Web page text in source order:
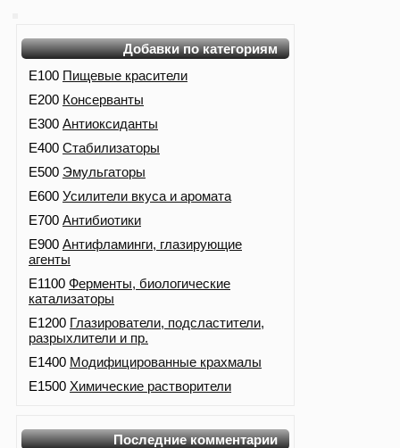
Добавки по категориям
E100 Пищевые красители
E200 Консерванты
E300 Антиоксиданты
E400 Стабилизаторы
E500 Эмульгаторы
E600 Усилители вкуса и аромата
E700 Антибиотики
E900 Антифламинги, глазирующие
агенты
E1100 Ферменты, биологические
катализаторы
E1200 Глазирователи, подсластители,
разрыхлители и пр.
E1400 Модифицированные крахмалы
E1500 Химические растворители
Последние комментарии